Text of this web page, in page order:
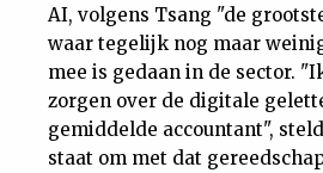
AI, volgens Tsang "de
waar tegelijk nog maar
mee is gedaan in de sector.
zorgen over de digitale
gemiddelde accountant",
staat om met dat